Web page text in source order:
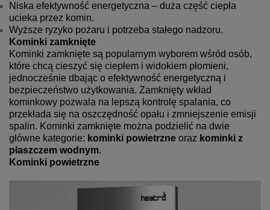
Niska efektywność energetyczna – duża część ciepła
ucieka przez komin.
Wyższe ryzyko pożaru i potrzeba stałego nadzoru.
Kominki zamknięte
Kominki zamknięte są popularnym wyborem wśród osób,
które chcą cieszyć się ciepłem i widokiem płomieni,
jednocześnie dbając o efektywność energetyczną i
bezpieczeństwo użytkowania. Zamknięty wkład
kominkowy pozwala na lepszą kontrolę spalania, co
przekłada się na oszczędność opału i zmniejszenie emisji
spalin. Kominki zamknięte można podzielić na dwie
główne kategorie: kominki powietrzne oraz kominki z
płaszczem wodnym.
Kominki powietrzne